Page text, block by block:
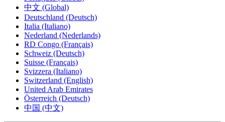
中文 (Global)
Deutschland (Deutsch)
Italia (Italiano)
Nederland (Nederlands)
RD Congo (Français)
Schweiz (Deutsch)
Suisse (Français)
Svizzera (Italiano)
Switzerland (English)
United Arab Emirates
Österreich (Deutsch)
中国 (中文)